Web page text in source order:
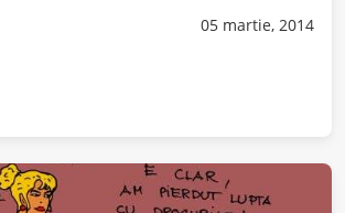
05 martie, 2014